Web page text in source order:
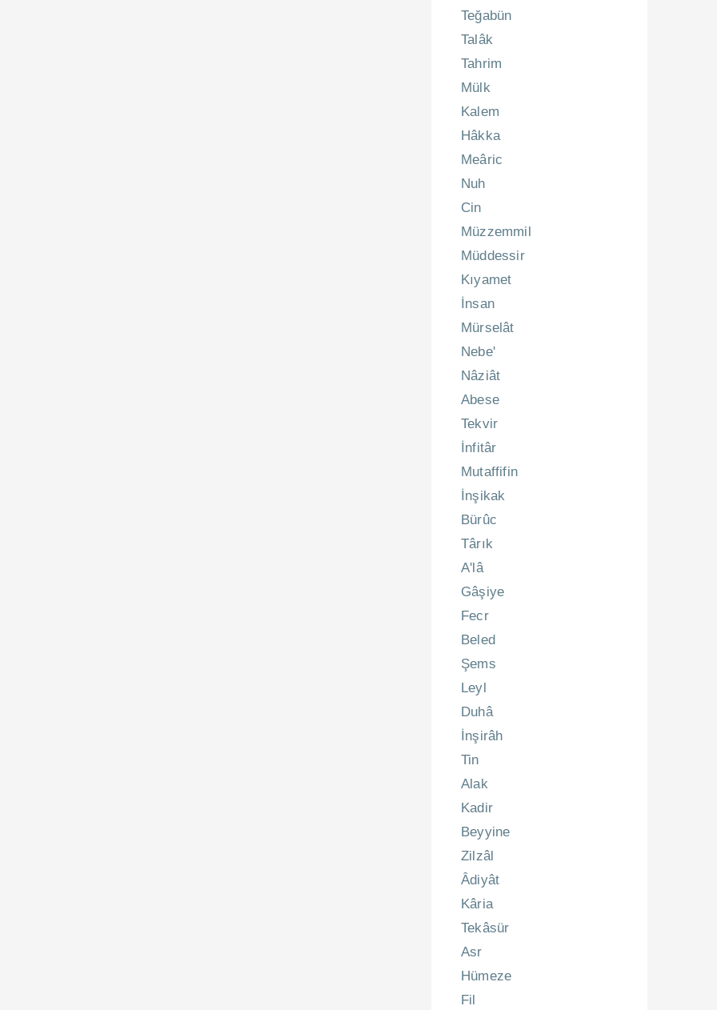
Teğabün
Talâk
Tahrim
Mülk
Kalem
Hâkka
Meâric
Nuh
Cin
Müzzemmil
Müddessir
Kıyamet
İnsan
Mürselât
Nebe'
Nâziât
Abese
Tekvir
İnfitâr
Mutaffifin
İnşikak
Bürûc
Târık
A'lâ
Gâşiye
Fecr
Beled
Şems
Leyl
Duhâ
İnşirâh
Tin
Alak
Kadir
Beyyine
Zilzâl
Âdiyât
Kâria
Tekâsür
Asr
Hümeze
Fil